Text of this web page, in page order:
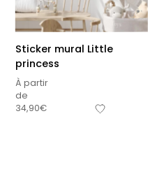
Sticker mural Little
princess
À partir
de
34,90€